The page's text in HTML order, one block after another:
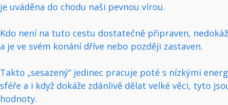
je uváděna do chodu naši pevnou vírou.
Kdo není na tuto cestu dostatečně připraven,
a je ve svém konání dříve nebo později zastaven.
Takto „sesazený“ jedinec pracuje poté s nízkými
sféře a i když dokáže zdánlivě dělat velké věci, tyto
hodnoty.